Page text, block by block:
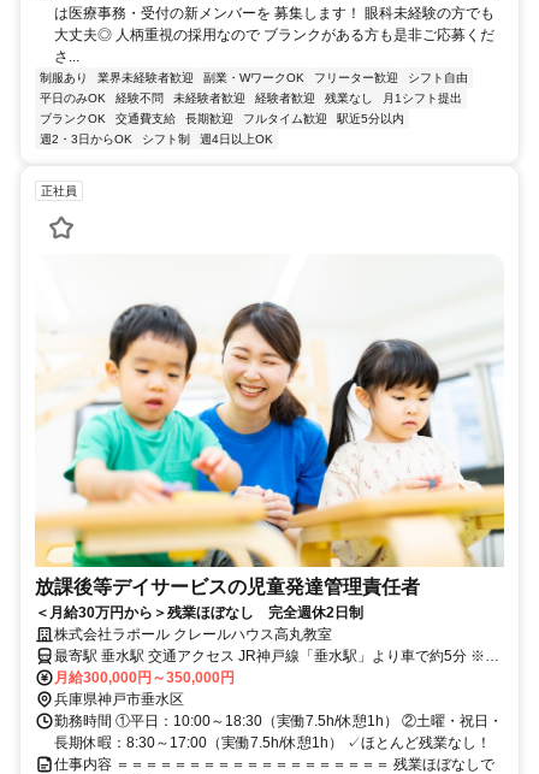
は医療事務・受付の新メンバーを 募集します！ 眼科未経験の方でも
大丈夫◎ 人柄重視の採用なので ブランクがある方も是非ご応募くだ
さ...
制服あり 業界未経験者歓迎 副業・WワークOK フリーター歓迎
シフト自由
平日のみOK
経験不問 未経験者歓迎 経験者歓迎 残業なし
月1シフト提出
ブランクOK
交通費支給 長期歓迎 フルタイム歓迎
駅近5分以内
週2・3日からOK
シフト制 週4日以上OK
正社員
放課後等デイサービスの児童発達管理責任者
＜月給30万円から＞残業ほぼなし 完全週休2日制
株式会社ラポール クレールハウス高丸教室
最寄駅 垂水駅 交通アクセス JR神戸線「垂水駅」より車で約5分 ※車
通勤OK
月給300,000円～350,000円
兵庫県神戸市垂水区
勤務時間 ①平日：10:00～18:30（実働7.5h/休憩1h） ②土曜・祝日・
長期休暇：8:30～17:00（実働7.5h/休憩1h） ✓ほとんど残業なし！
仕事内容 ＝＝＝＝＝＝＝＝＝＝＝＝＝＝＝＝＝＝＝ 残業ほぼなしで